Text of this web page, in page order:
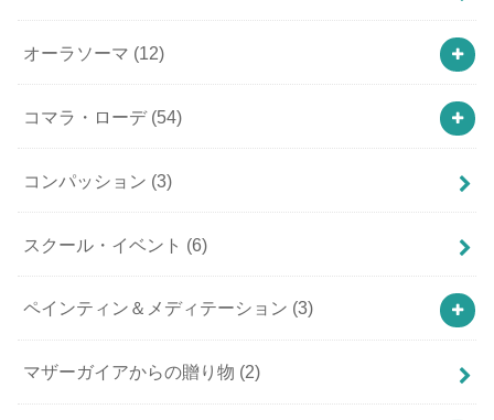
オーラソーマ (12)
コマラ・ローデ (54)
コンパッション (3)
スクール・イベント (6)
ペインティン＆メディテーション (3)
マザーガイアからの贈り物 (2)